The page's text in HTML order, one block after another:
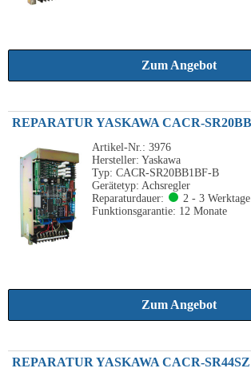
Zum Angebot
Artikel-Nr.: 3976
Hersteller: Yaskawa
Typ: CACR-SR20BB1BF-B
Gerätetyp: Achsregler
Reparaturdauer:
2 - 3 Werktage
Funktionsgarantie: 12 Monate
Zum Angebot